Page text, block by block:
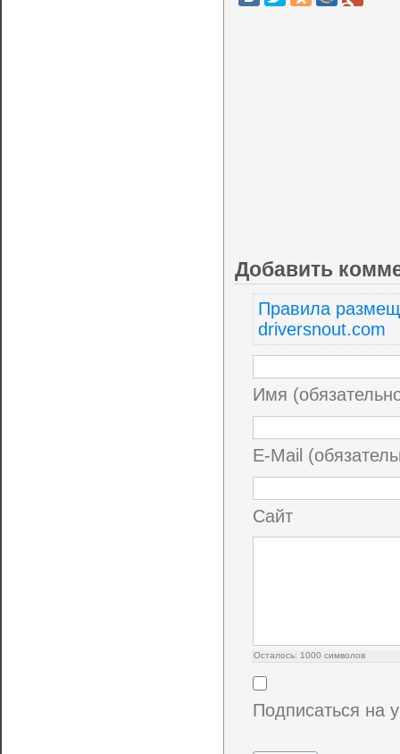
Добавить
Правила
driversnout.com
Имя
E-Mail
Сайт
Осталось: 1000 символов
Подписаться на